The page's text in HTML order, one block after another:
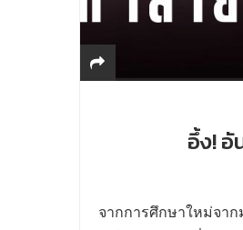
อึ้ง! อั
จากการศึกษาใหม่จา